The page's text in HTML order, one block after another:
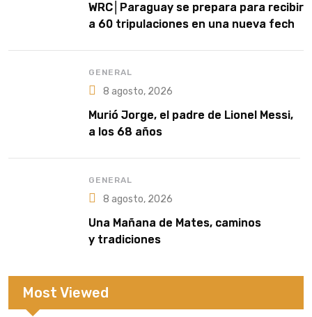
WRC│Paraguay se prepara para recibir
a 60 tripulaciones en una nueva fecha
GENERAL
8 agosto, 2026
Murió Jorge, el padre de Lionel Messi,
a los 68 años
GENERAL
8 agosto, 2026
Una Mañana de Mates, caminos
y tradiciones
Most Viewed